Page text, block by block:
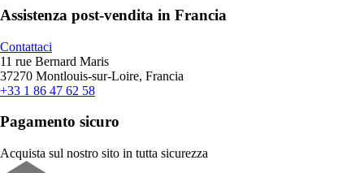
Assistenza post-vendita in Francia
Contattaci
11 rue Bernard Maris
37270 Montlouis-sur-Loire, Francia
+33 1 86 47 62 58
Pagamento sicuro
Acquista sul nostro sito in tutta sicurezza